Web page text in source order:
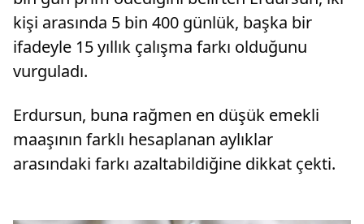
kişi arasında 5 bin 400 günlük, başka bir
ifadeyle 15 yıllık çalışma farkı olduğunu
vurguladı.
Erdursun, buna rağmen en düşük emekli
maaşının farklı hesaplanan aylıklar
arasındaki farkı azaltabildiğine dikkat çekti.